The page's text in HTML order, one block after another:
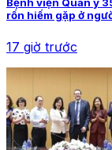
rốn hiếm gặp ở
17 giờ trước